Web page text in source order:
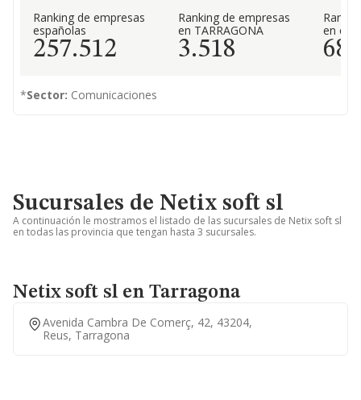
Ranking de empresas
españolas
257.512
Ranking de empresas
en TARRAGONA
3.518
en el
68
*Sector: Comunicaciones
Sucursales de Netix soft sl
A continuación le mostramos el listado de las sucursales de Netix soft sl
en todas las provincia que tengan hasta 3 sucursales.
Netix soft sl en Tarragona
Avenida Cambra De Comerç, 42, 43204,
Reus, Tarragona